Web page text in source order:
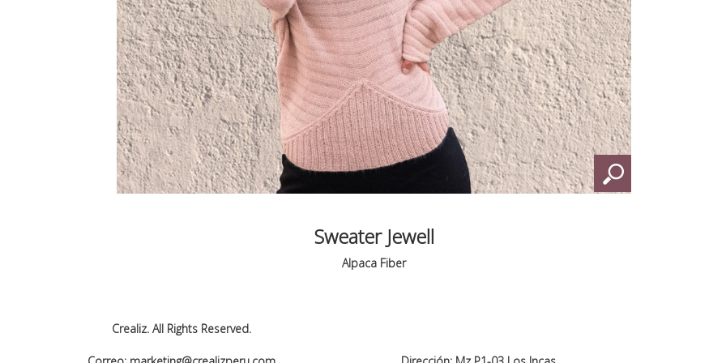
Sweater Jewell
Alpaca Fiber
Crealiz. All Rights Reserved.